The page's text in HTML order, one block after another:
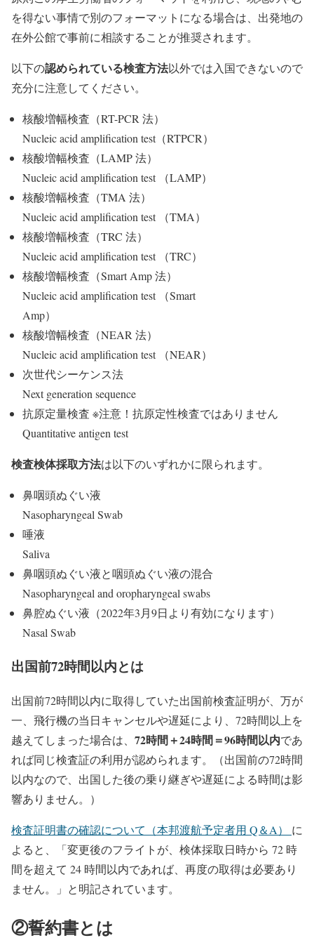
を得ない事情で別のフォーマットになる場合は、出発地の
在外公館で事前に相談することが推奨されます。
以下の認められている検査方法以外では入国できないので
充分に注意してください。
核酸増幅検査（RT-PCR 法）
Nucleic acid amplification test（RTPCR）
核酸増幅検査（LAMP 法）
Nucleic acid amplification test （LAMP）
核酸増幅検査（TMA 法）
Nucleic acid amplification test （TMA）
核酸増幅検査（TRC 法）
Nucleic acid amplification test （TRC）
核酸増幅検査（Smart Amp 法）
Nucleic acid amplification test （Smart
Amp）
核酸増幅検査（NEAR 法）
Nucleic acid amplification test （NEAR）
次世代シーケンス法
Next generation sequence
抗原定量検査 ※注意！抗原定性検査ではありません
Quantitative antigen test
検査検体採取方法は以下のいずれかに限られます。
鼻咽頭ぬぐい液
Nasopharyngeal Swab
唾液
Saliva
鼻咽頭ぬぐい液と咽頭ぬぐい液の混合
Nasopharyngeal and oropharyngeal swabs
鼻腔ぬぐい液（2022年3月9日より有効になります）
Nasal Swab
出国前72時間以内とは
出国前72時間以内に取得していた出国前検査証明が、万が
一、飛行機の当日キャンセルや遅延により、72時間以上を
越えてしまった場合は、 72時間＋24時間＝96時間以内であ
れば同じ検査証の利用が認められます。（出国前の72時間
以内なので、出国した後の乗り継ぎや遅延による時間は影
響ありません。）
検査証明書の確認について（本邦渡航予定者用 Q＆A） に
よると、「変更後のフライトが、検体採取日時から 72 時
間を超えて 24 時間以内であれば、再度の取得は必要あり
ません。」と明記されています。
②誓約書とは